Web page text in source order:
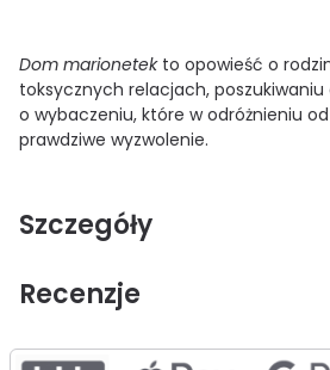
Dom marionetekto opowieść o
toksycznych relacjach, poszukiwaniu
o wybaczeniu, które w odróżnieniu
prawdziwe wyzwolenie.
Szczegóły
Recenzje